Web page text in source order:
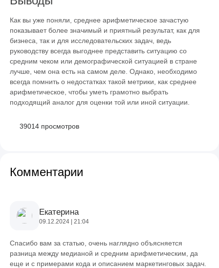
Как вы уже поняли, среднее арифметическое зачастую
показывает более значимый и приятный результат, как для
бизнеса, так и для исследовательских задач, ведь
руководству всегда выгоднее представить ситуацию со
средним чеком или демографической ситуацией в стране
лучше, чем она есть на самом деле. Однако, необходимо
всегда помнить о недостатках такой метрики, как среднее
арифметическое, чтобы уметь грамотно выбрать
подходящий аналог для оценки той или иной ситуации.
39014 просмотров
Комментарии
Екатерина
09.12.2024 | 21:04
Спасибо вам за статью, очень наглядно объясняется
разница между медианой и средним арифметическим, да
еще и с примерами кода и описанием маркетинговых задач.